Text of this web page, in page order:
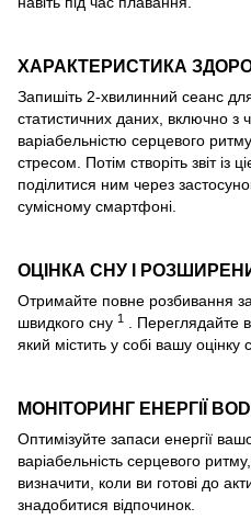
ХАРАКТЕРИСТИКА
Запишіть 2-хвилинний сеанс
статистичних даних, включно з
варіабельністю серцевого
стресом. Потім створіть звіт із
поділитися ним через
сумісному смартфоні.
ОЦІНКА СНУ І
Отримайте повне розбивання
швидкого сну 1
. Переглядайте
який містить у собі вашу оцінку
МОНІТОРИНГ ЕНЕРГІЇ
Оптимізуйте запаси енергії
варіабельність серцевого
визначити, коли ви готові до
знадобитися відпочинок.